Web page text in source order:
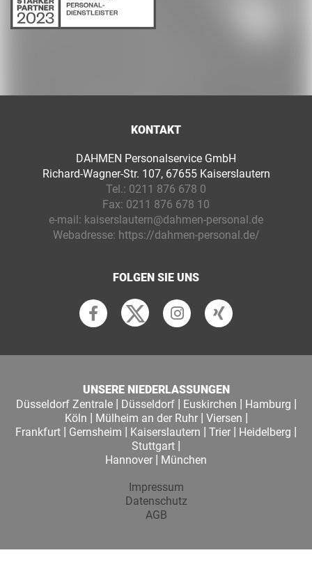
KONTAKT
DAHMEN Personalservice GmbH
Richard-Wagner-Str. 107, 67655 Kaiserslautern
Tel.: 0211 876 678 0
Fax: 0211 876 678 10
e-mail: kaiserslautern@dahmen-personal.de
Webadresse: https://dahmen-personal.de/
FOLGEN SIE UNS
UNSERE NIEDERLASSUNGEN
Düsseldorf Zentrale| Düsseldorf| Euskirchen | Hamburg |
Köln | Mülheim an der Ruhr| Viersen |
Frankfurt | Gernsheim | Kaiserslautern | Trier | Heidelberg |
Stuttgart |
Hannover | München
Impressum
Datenschutz
AGB